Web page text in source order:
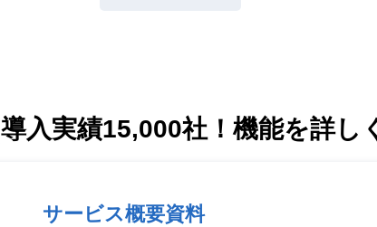
導入実績15,000社！ 機能を詳し
サービス概要資料